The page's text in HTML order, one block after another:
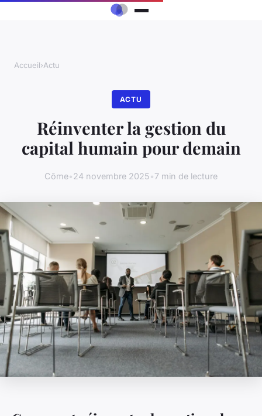
Accueil›Actu
ACTU
Réinventer la gestion du
capital humain pour demain
Côme•24 novembre 2025•7 min de lecture